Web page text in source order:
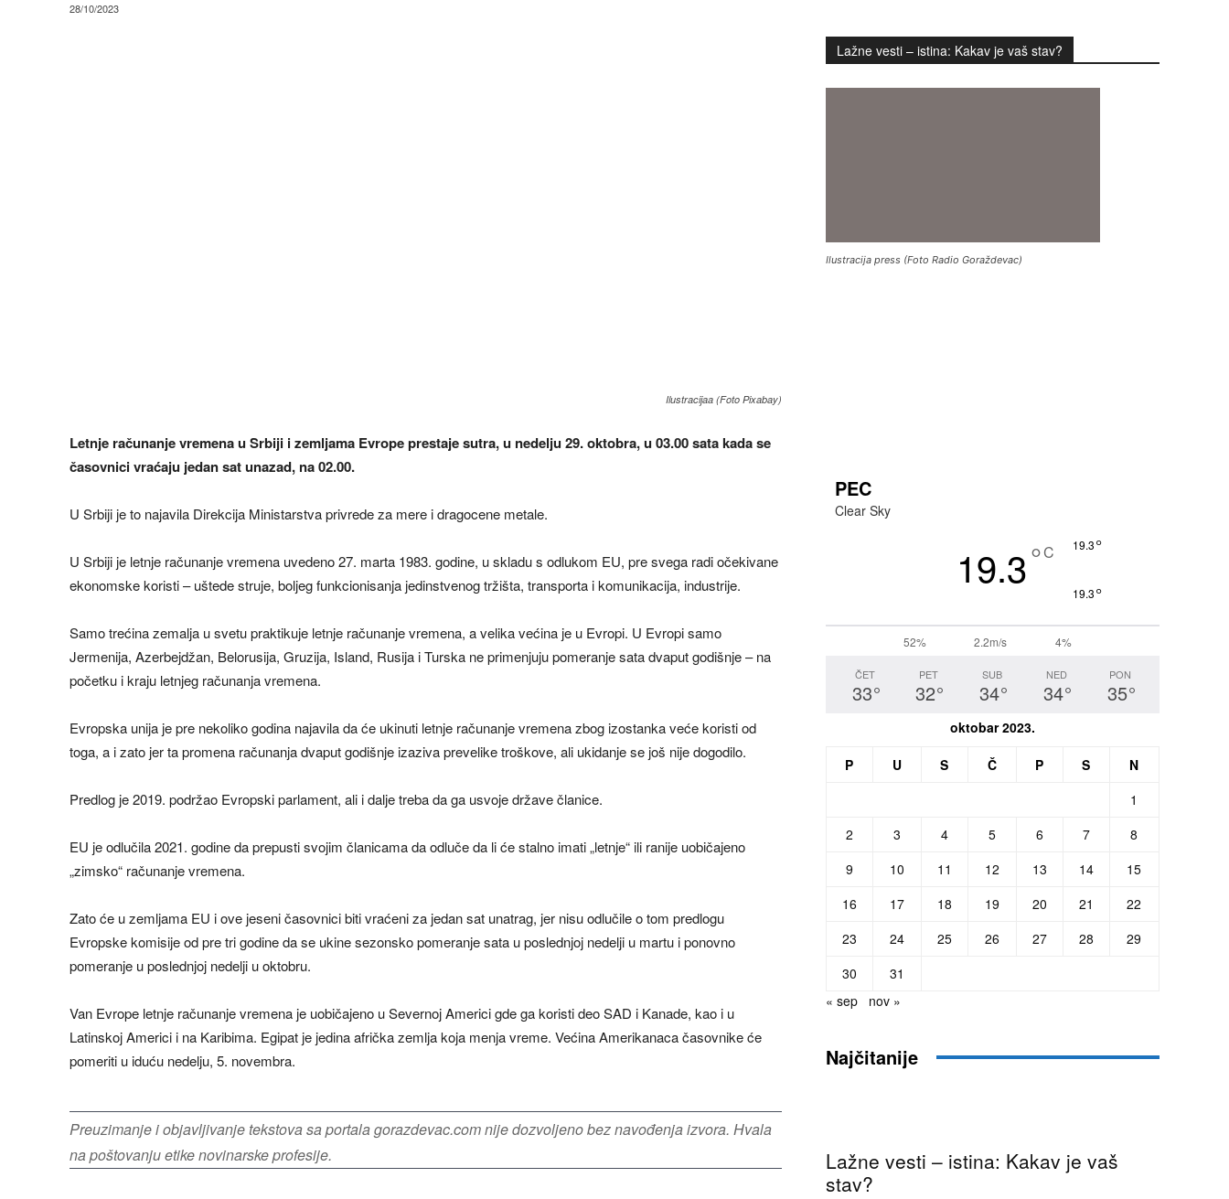
28/10/2023
Ilustracijaa (Foto Pixabay)
Letnje računanje vremena u Srbiji i zemljama Evrope prestaje sutra, u nedelju 29. oktobra, u 03.00 sata kada se
časovnici vraćaju jedan sat unazad, na 02.00.
U Srbiji je to najavila Direkcija Ministarstva privrede za mere i dragocene metale.
U Srbiji je letnje računanje vremena uvedeno 27. marta 1983. godine, u skladu s odlukom EU, pre svega radi očekivane
ekonomske koristi – uštede struje, boljeg funkcionisanja jedinstvenog tržišta, transporta i komunikacija, industrije.
Samo trećina zemalja u svetu praktikuje letnje računanje vremena, a velika većina je u Evropi. U Evropi samo
Jermenija, Azerbejdžan, Belorusija, Gruzija, Island, Rusija i Turska ne primenjuju pomeranje sata dvaput godišnje – na
početku i kraju letnjeg računanja vremena.
Evropska unija je pre nekoliko godina najavila da će ukinuti letnje računanje vremena zbog izostanka veće koristi od
toga, a i zato jer ta promena računanja dvaput godišnje izaziva prevelike troškove, ali ukidanje se još nije dogodilo.
Predlog je 2019. podržao Evropski parlament, ali i dalje treba da ga usvoje države članice.
EU je odlučila 2021. godine da prepusti svojim članicama da odluče da li će stalno imati „letnje“ ili ranije uobičajeno
„zimsko“ računanje vremena.
Zato će u zemljama EU i ove jeseni časovnici biti vraćeni za jedan sat unatrag, jer nisu odlučile o tom predlogu
Evropske komisije od pre tri godine da se ukine sezonsko pomeranje sata u poslednjoj nedelji u martu i ponovno
pomeranje u poslednjoj nedelji u oktobru.
Van Evrope letnje računanje vremena je uobičajeno u Severnoj Americi gde ga koristi deo SAD i Kanade, kao i u
Latinskoj Americi i na Karibima. Egipat je jedina afrička zemlja koja menja vreme. Većina Amerikanaca časovnike će
pomeriti u iduću nedelju, 5. novembra.
Preuzimanje i objavljivanje tekstova sa portala gorazdevac.com nije dozvoljeno bez navođenja izvora. Hvala
na poštovanju etike novinarske profesije.
Lažne vesti – istina: Kakav je vaš stav?
Ilustracija press (Foto Radio Goraždevac)
PEC
Clear Sky
19.3°C 19.3°
19.3°
52% 2.2m/s 4%
ČET
33°
PET
32°
SUB
34°
NED
34°
PON
35°
oktobar 2023.
P U S Č P S
N
1
2
3 4 5 6 7
8
9
10 11 12 13 14
15
16
17 18 19 20 21
22
23
24 25 26 27 28
29
30
31
« sep
nov »
Najčitanije
Lažne vesti – istina: Kakav je vaš
stav?